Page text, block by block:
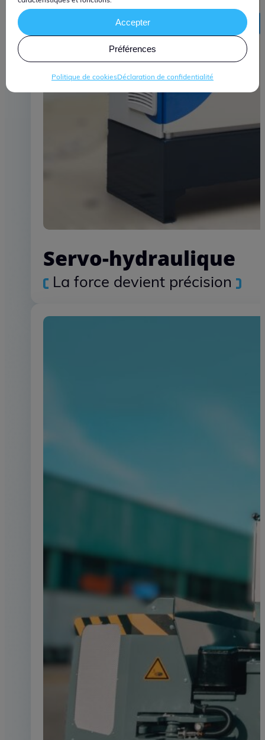
Accepter
Préférences
Politique de cookiesDéclaration de confidentialité
Servo-hydraulique
La force devient précision